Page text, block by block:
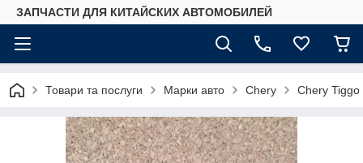
ЗАПЧАСТИ ДЛЯ КИТАЙСКИХ АВТОМОБИЛЕЙ
Товари та послуги Марки авто Chery Chery Tiggo